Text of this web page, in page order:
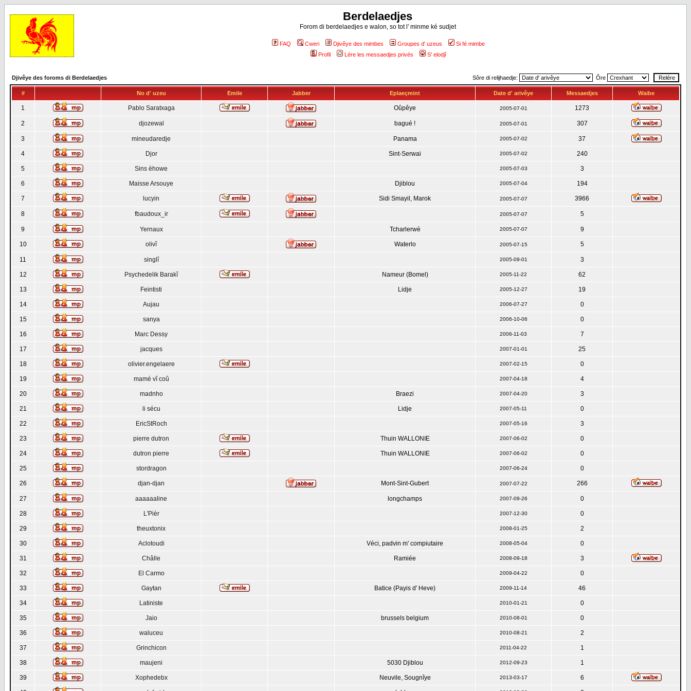
Berdelaedjes
Forom di berdelaedjes e walon, so tot l' minme ké sudjet
FAQ Cweri Djivêye des mimbes Groupes d' uzeus
Si fé mimbe
Profil
Lére les messaedjes privés S' elodjî
Djivêye des foroms di Berdelaedjes Sôre di relijhaedje: Ôre
# No d' uzeu Emile Jabber Eplaeçmint Date d' arivêye Messaedjes Waibe
1 Pablo Saratxaga Oûpêye 2005-07-01 1273
2 djozewal bagué ! 2005-07-01 307
3 mineudaredje Panama 2005-07-02 37
4 Djor Sint-Serwai 2005-07-02 240
5 Sins èhowe 2005-07-03 3
6 Maisse Arsouye Djiblou 2005-07-04 194
7 lucyin Sidi Smayil, Marok 2005-07-07 3966
8 fbaudoux_ir 2005-07-07 5
9 Yernaux Tcharlerwè 2005-07-07 9
10 olivî Waterlo 2005-07-15 5
11 singlî 2005-09-01 3
12 Psychedelik Barakî Nameur (Bomel) 2005-11-22 62
13 Feintisti Lidje 2005-12-27 19
14 Aujau 2006-07-27 0
15 sanya 2006-10-06 0
16 Marc Dessy 2006-11-03 7
17 jacques 2007-01-01 25
18 olivier.engelaere 2007-02-15 0
19 mamé vî coû 2007-04-18 4
20 madnho Braezi 2007-04-20 3
21 li sécu Lidje 2007-05-11 0
22 EricStRoch 2007-05-16 3
23 pierre dutron Thuin WALLONIE 2007-06-02 0
24 dutron pierre Thuin WALLONIE 2007-06-02 0
25 stordragon 2007-06-24 0
26 djan-djan Mont-Sint-Gubert 2007-07-22 266
27 aaaaaaline longchamps 2007-09-26 0
28 L'Pièr 2007-12-30 0
29 theuxtonix 2008-01-25 2
30 Aclotoudi Véci, padvin m' compiutaire 2008-05-04 0
31 Châlle Ramiée 2008-09-18 3
32 El Carmo 2009-04-22 0
33 Gaytan Batice (Payis d' Heve) 2009-11-14 46
34 Latiniste 2010-01-21 0
35 Jaio brussels belgium 2010-08-01 0
36 waluceu 2010-08-21 2
37 Grinchicon 2011-04-22 1
38 maujeni 5030 Djiblou 2012-09-23 1
39 Xophedebx Neuvile, Sougnîye 2013-03-17 6